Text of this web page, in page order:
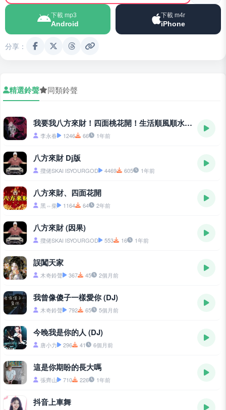
下載 mp3
Android
下載 m4r
iPhone
分享：
精選鈴聲 同類鈴聲
我要我八方來財！四面桃花開！生活順風順水！好運永遠都在
李永春 1246 66 1年前
八方來財 Dj版
攬佬SKAI ISYOURGOD 4469 605 1年前
八方來財、四面花開
黑⇔柴 1164 64 2年前
八方來財 (因果)
攬佬SKAI ISYOURGOD 553 16 1年前
誤闖天家
木奇鈴聲 367 45 2個月前
我曾像傻子一樣愛你 (DJ)
木奇鈴聲 792 65 5個月前
今晚我是你的人 (DJ)
唐小力 296 41 6個月前
這是你期盼的長大嗎
張齊山 710 226 1年前
抖音上車舞